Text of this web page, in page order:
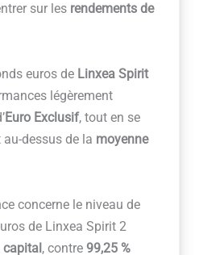
sur les rendements de
euros de Linxea Spirit
légèrement
Euro Exclusif, tout en se
dessus de la moyenne
concerne le niveau de
de Linxea Spirit 2
capital , contre 99,25 %